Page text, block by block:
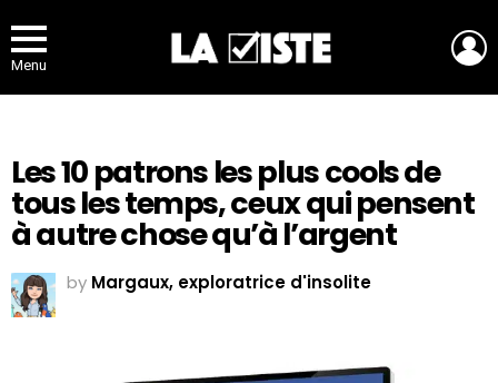
Menu
Les 10 patrons les plus cools de
tous les temps, ceux qui pensent
à autre chose qu’à l’argent
by Margaux, exploratrice d'insolite